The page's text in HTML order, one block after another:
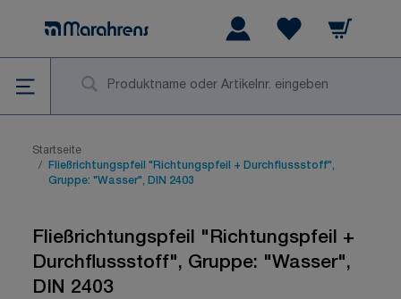
Warenkorb
Startseite
/
Fließrichtungspfeil "Richtungspfeil + Durchflussstoff",
Gruppe: "Wasser", DIN 2403
Fließrichtungspfeil "Richtungspfeil +
Durchflussstoff", Gruppe: "Wasser",
DIN 2403